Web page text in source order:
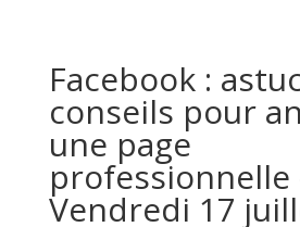
Facebook :
conseils pour
une page
professionnelle
Vendredi 17